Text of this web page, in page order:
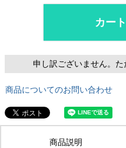
カー
申し訳ございません。た
商品についてのお問い合わせ
商品説明